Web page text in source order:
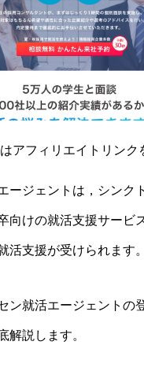
アフィリエイトリンク
ージェントは，シンク
向けの就活支援サービ
活支援が受けられます。
ン就活エージェントの
解説します。